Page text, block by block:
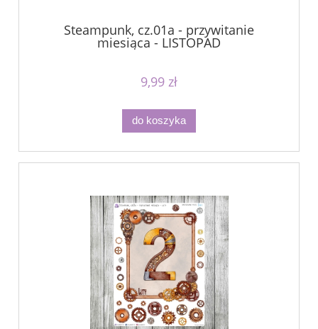
Steampunk, cz.01a - przywitanie
miesiąca - LISTOPAD
9,99 zł
do koszyka